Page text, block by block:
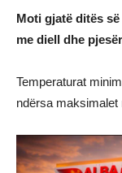
Moti gjatë ditës
me diell dhe
Temperaturat
ndërsa maksimalet